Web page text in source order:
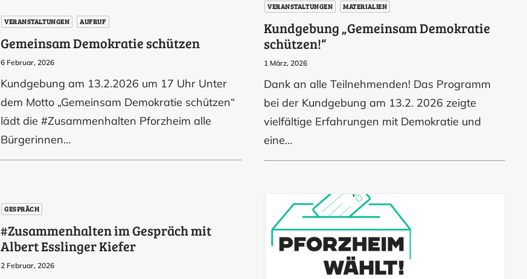
VERANSTALTUNGEN MATERIALIEN
Kundgebung „Gemeinsam Demokratie
schützen!“
1 März, 2026
Dank an alle Teilnehmenden! Das Programm
bei der Kundgebung am 13.2. 2026 zeigte
vielfältige Erfahrungen mit Demokratie und
eine…
VERANSTALTUNGEN AUFRUF
Gemeinsam Demokratie schützen
6 Februar, 2026
Kundgebung am 13.2.2026 um 17 Uhr Unter
dem Motto „Gemeinsam Demokratie schützen“
lädt die #Zusammenhalten Pforzheim alle
Bürgerinnen…
GESPRÄCH
#Zusammenhalten im Gespräch mit
Albert Esslinger Kiefer
2 Februar, 2026